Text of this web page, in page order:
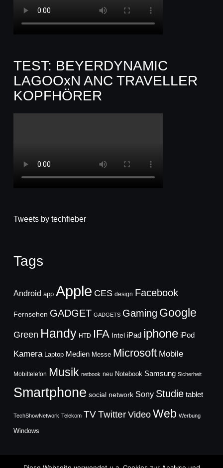
TEST: BEYERDYNAMIC
LAGOOxN ANC TRAVELLER
KOPFHÖRER
Tweets by techfieber
Tags
Android app Apple CES design Facebook
Fernsehen GADGET GADGETS Gaming Google
Green Handy HTD IFA Intel iPad iphone iPod
Kamera Laptop Medien Messe Microsoft Mobile
Mobiltelefon Musik netbook neu Notebook Samsung Sicherheit
Smartphone social network Sony Studie tablet
TechShowNetwork Telekom TVTwitter Video Web Werbung
Windows